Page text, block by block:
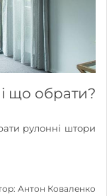
що обрати?
рулонні штори
Антон Коваленко